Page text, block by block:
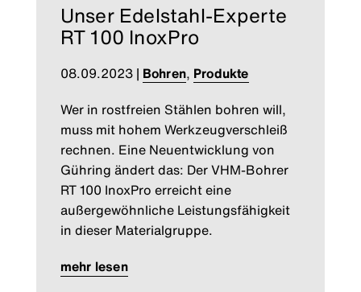
Unser Edelstahl-Experte
RT 100 InoxPro
08.09.2023| Bohren, Produkte
Wer in rostfreien Stählen bohren will,
muss mit hohem Werkzeugverschleiß
rechnen. Eine Neuentwicklung von
Gühring ändert das: Der VHM-Bohrer
RT 100 InoxPro erreicht eine
außergewöhnliche Leistungsfähigkeit
in dieser Materialgruppe.
mehr lesen